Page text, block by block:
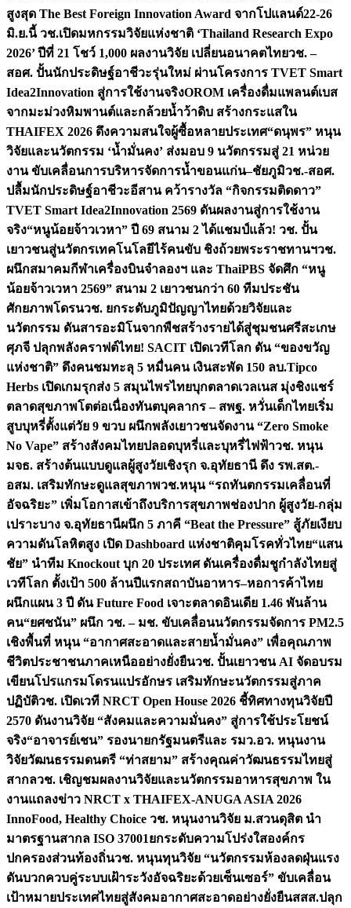
สูงสุด The Best Foreign Innovation Award จากโปแลนด์22-26
มิ.ย.นี้ วช.เปิดมหกรรมวิจัยแห่งชาติ ‘Thailand Research Expo
2026’ ปีที่ 21 โชว์ 1,000 ผลงานวิจัย เปลี่ยนอนาคตไทยวช. –
สอศ. ปั้นนักประดิษฐ์อาชีวะรุ่นใหม่ ผ่านโครงการ TVET Smart
Idea2Innovation สู่การใช้งานจริงOROM เครื่องดื่มแพลนต์เบส
จากมะม่วงหิมพานต์และกล้วยน้ำว้าดิบ สร้างกระแสใน
THAIFEX 2026 ดึงความสนใจผู้ซื้อหลายประเทศ“ดนุพร” หนุน
วิจัยและนวัตกรรม ‘น้ำมั่นคง’ ส่งมอบ 9 นวัตกรรมสู่ 21 หน่วย
งาน ขับเคลื่อนการบริหารจัดการน้ำขอนแก่น–ชัยภูมิวช.-สอศ.
ปลื้มนักประดิษฐ์อาชีวะอีสาน คว้ารางวัล “กิจกรรมติดดาว”
TVET Smart Idea2Innovation 2569 ดันผลงานสู่การใช้งาน
จริง“หนูน้อยจ้าวเวหา” ปี 69 สนาม 2 ได้แชมป์แล้ว! วช. ปั้น
เยาวชนสู่นวัตกรเทคโนโลยีไร้คนขับ ชิงถ้วยพระราชทานฯวช.
ผนึกสมาคมกีฬาเครื่องบินจำลองฯ และ ThaiPBS จัดศึก “หนู
น้อยจ้าวเวหา 2569” สนาม 2 เยาวชนกว่า 60 ทีมประชัน
ศักยภาพโดรนวช. ยกระดับภูมิปัญญาไทยด้วยวิจัยและ
นวัตกรรม ดันสารอะมิโนจากพืชสร้างรายได้สู่ชุมชนศรีสะเกษ
ศุภจี ปลุกพลังคราฟต์ไทย! SACIT เปิดเวทีโลก ดัน “ของขวัญ
แห่งชาติ” ดึงคนชมทะลุ 5 หมื่นคน เงินสะพัด 150 ลบ.Tipco
Herbs เปิดเกมรุกส่ง 5 สมุนไพรไทยบุกตลาดเวลเนส มุ่งชิงแชร์
ตลาดสุขภาพโตต่อเนื่องทันตบุคลากร – สพฐ. หวั่นเด็กไทยเริ่ม
สูบบุหรี่ตั้งแต่วัย 9 ขวบ ผนึกพลังเยาวชนจัดงาน “Zero Smoke
No Vape” สร้างสังคมไทยปลอดบุหรี่และบุหรี่ไฟฟ้าวช. หนุน
มจธ. สร้างต้นแบบดูแลผู้สูงวัยเชิงรุก จ.อุทัยธานี ดึง รพ.สต.-
อสม. เสริมทักษะดูแลสุขภาพวช.หนุน “รถทันตกรรมเคลื่อนที่
อัจฉริยะ” เพิ่มโอกาสเข้าถึงบริการสุขภาพช่องปาก ผู้สูงวัย-กลุ่ม
เปราะบาง จ.อุทัยธานีผนึก 5 ภาคี “Beat the Pressure” สู้ภัยเงียบ
ความดันโลหิตสูง เปิด Dashboard แห่งชาติคุมโรคทั่วไทย“แสน
ชัย” นำทีม Knockout บุก 20 ประเทศ ดันเครื่องดื่มชูกำลังไทยสู่
เวทีโลก ตั้งเป้า 500 ล้านปีแรกสถาบันอาหาร–หอการค้าไทย
ผนึกแผน 3 ปี ดัน Future Food เจาะตลาดอินเดีย 1.46 พันล้าน
คน“ยศชนัน” ผนึก วช. – มช. ขับเคลื่อนนวัตกรรมจัดการ PM2.5
เชิงพื้นที่ หนุน “อากาศสะอาดและสายน้ำมั่นคง” เพื่อคุณภาพ
ชีวิตประชาชนภาคเหนืออย่างยั่งยืนวช. ปั้นเยาวชน AI จัดอบรม
เขียนโปรแกรมโดรนแปรอักษร เสริมทักษะนวัตกรรมสู่ภาค
ปฏิบัติวช. เปิดเวที NRCT Open House 2026 ชี้ทิศทางทุนวิจัยปี
2570 ดันงานวิจัย “สังคมและความมั่นคง” สู่การใช้ประโยชน์
จริง“อาจารย์เชน” รองนายกรัฐมนตรีและ รมว.อว. หนุนงาน
วิจัยวัฒนธรรมดนตรี “ท่าสยาม” สร้างคุณค่าวัฒนธรรมไทยสู่
สากลวช. เชิญชมผลงานวิจัยและนวัตกรรมอาหารสุขภาพ ใน
งานแถลงข่าว NRCT x THAIFEX-ANUGA ASIA 2026
InnoFood, Healthy Choice วช. หนุนงานวิจัย ม.สวนดุสิต นำ
มาตรฐานสากล ISO 37001ยกระดับความโปร่งใสองค์กร
ปกครองส่วนท้องถิ่นวช. หนุนทุนวิจัย “นวัตกรรมห้องลดฝุ่นแรง
ดันบวกควบคู่ระบบเฝ้าระวังอัจฉริยะด้วยเซ็นเซอร์” ขับเคลื่อน
เป้าหมายประเทศไทยสู่สังคมอากาศสะอาดอย่างยั่งยืนสสส.ปลุก